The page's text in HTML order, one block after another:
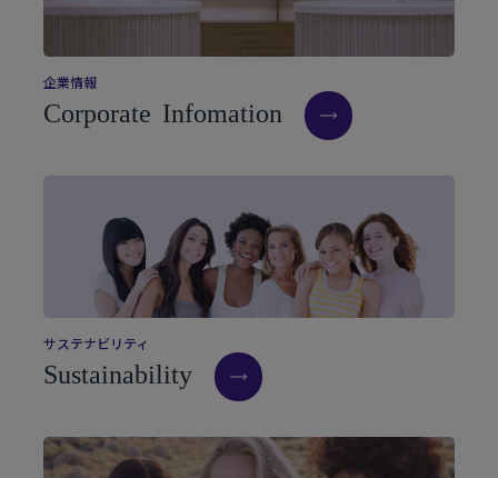
企業情報
Corporate Infomation
サステナビリティ
Sustainability